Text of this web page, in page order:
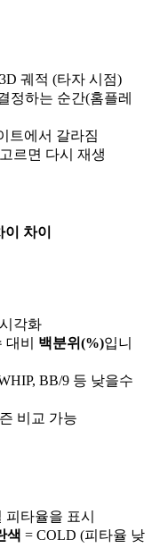
궤적 (타자 시점)
정하는 순간(홈플레
트에서 갈라짐
르면 다시 재생
차이
각화
대비 백분위(%)입니
BB/9 등 낮을수
비교 가능
피타율을 표시
색 = COLD (피타율 낮